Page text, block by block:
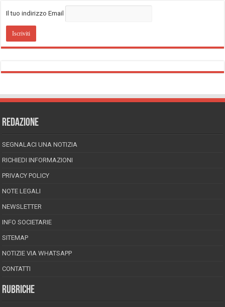
Il tuo indirizzo Email
REDAZIONE
SEGNALACI UNA NOTIZIA
RICHIEDI INFORMAZIONI
PRIVACY POLICY
NOTE LEGALI
NEWSLETTER
INFO SOCIETARIE
SITEMAP
NOTIZIE VIA WHATSAPP
CONTATTI
RUBRICHE